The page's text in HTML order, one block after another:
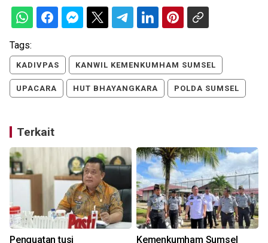
Tags:
KADIVPAS KANWIL KEMENKUMHAM SUMSEL
UPACARA HUT BHAYANGKARA POLDA SUMSEL
Terkait
Penguatan tusi Kemenkumham Sumsel